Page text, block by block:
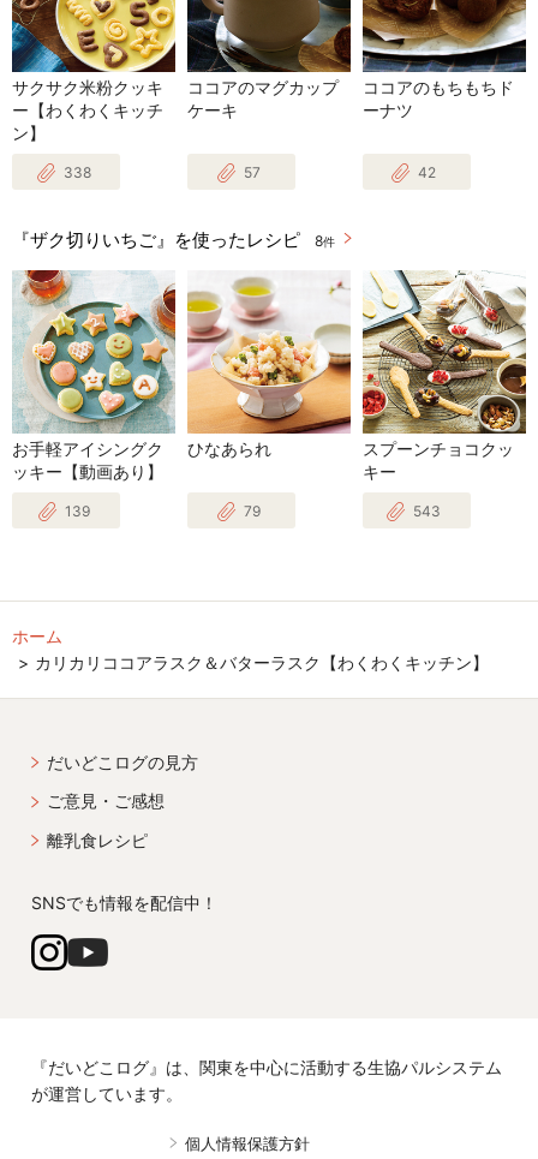
サクサク米粉クッキ
ー【わくわくキッチ
ン】
338
ココアのマグカップ
ケーキ
57
ココアのもちもちド
ーナツ
42
『ザク切りいちご』を使ったレシピ 8件
お手軽アイシングク
ッキー【動画あり】
139
ひなあられ
79
スプーンチョコクッ
キー
543
ホーム
カリカリココアラスク＆バターラスク【わくわくキッチン】
だいどこログの見方
ご意見・ご感想
離乳食レシピ
SNSでも情報を配信中！
『だいどこログ』は、関東を中心に活動する生協パルシステム
が運営しています。
個人情報保護方針